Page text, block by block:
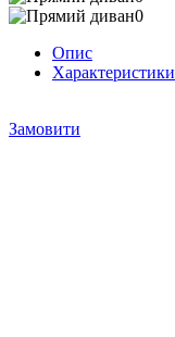
Опис
Характеристики
Замовити